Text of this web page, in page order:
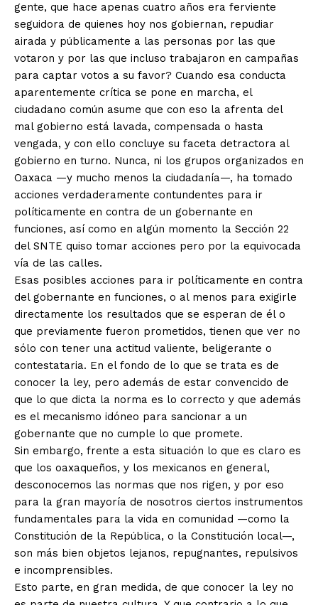
gente, que hace apenas cuatro años era ferviente
seguidora de quienes hoy nos gobiernan, repudiar
airada y públicamente a las personas por las que
votaron y por las que incluso trabajaron en campañas
para captar votos a su favor? Cuando esa conducta
aparentemente crítica se pone en marcha, el
ciudadano común asume que con eso la afrenta del
mal gobierno está lavada, compensada o hasta
vengada, y con ello concluye su faceta detractora al
gobierno en turno. Nunca, ni los grupos organizados en
Oaxaca —y mucho menos la ciudadanía—, ha tomado
acciones verdaderamente contundentes para ir
políticamente en contra de un gobernante en
funciones, así como en algún momento la Sección 22
del SNTE quiso tomar acciones pero por la equivocada
vía de las calles.
Esas posibles acciones para ir políticamente en contra
del gobernante en funciones, o al menos para exigirle
directamente los resultados que se esperan de él o
que previamente fueron prometidos, tienen que ver no
sólo con tener una actitud valiente, beligerante o
contestataria. En el fondo de lo que se trata es de
conocer la ley, pero además de estar convencido de
que lo que dicta la norma es lo correcto y que además
es el mecanismo idóneo para sancionar a un
gobernante que no cumple lo que promete.
Sin embargo, frente a esta situación lo que es claro es
que los oaxaqueños, y los mexicanos en general,
desconocemos las normas que nos rigen, y por eso
para la gran mayoría de nosotros ciertos instrumentos
fundamentales para la vida en comunidad —como la
Constitución de la República, o la Constitución local—,
son más bien objetos lejanos, repugnantes, repulsivos
e incomprensibles.
Esto parte, en gran medida, de que conocer la ley no